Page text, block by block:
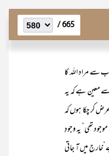
665 /
سے مراد اللہ کا
معین ہے کہ یہ
کر چکا ہوں کہ
تھی‘ یہ وجودِ
میں آ جاتی